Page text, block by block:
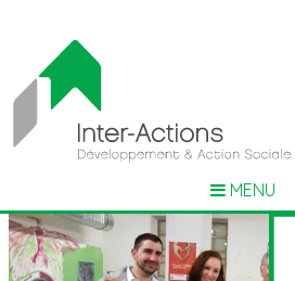
MENU